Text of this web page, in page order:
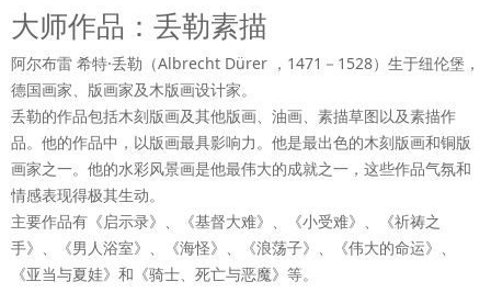
大师作品：丢勒素描
阿尔布雷 希特·丢勒（Albrecht Dürer ，1471－1528）生于纽伦堡 ，
德国画家、版画家及木版画设计家。
丢勒的作品包括木刻版画及其他版画、 油画、 素描草图以及素描作
品。他的作品中，以版画最具影响力。他是最出色的木刻版画和铜版
画家之一。他的水彩风景画是他最伟大的成就之一，这些作品气氛和
情感表现得极其生动。
主要作品有《启示录》、《基督大难》、《小受难》、《祈祷之
手》、《男人浴室》、《海怪》、《浪荡子》、《伟大的命运》、
《亚当与夏娃》和《骑士、死亡与恶魔》等。